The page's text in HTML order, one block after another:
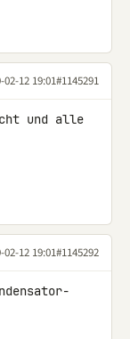
02-12 19:01#1145291
und alle
02-12 19:01#1145292